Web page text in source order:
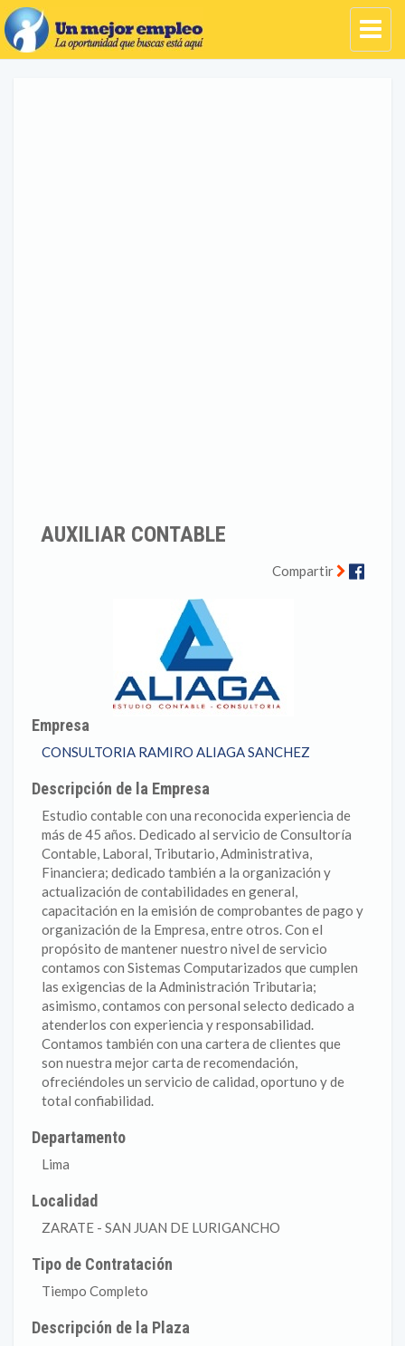
AUXILIAR CONTABLE
Compartir
Empresa
CONSULTORIA RAMIRO ALIAGA SANCHEZ
Descripción de la Empresa
Estudio contable con una reconocida experiencia de
más de 45 años. Dedicado al servicio de Consultoría
Contable, Laboral, Tributario, Administrativa,
Financiera; dedicado también a la organización y
actualización de contabilidades en general,
capacitación en la emisión de comprobantes de pago y
organización de la Empresa, entre otros. Con el
propósito de mantener nuestro nivel de servicio
contamos con Sistemas Computarizados que cumplen
las exigencias de la Administración Tributaria;
asimismo, contamos con personal selecto dedicado a
atenderlos con experiencia y responsabilidad.
Contamos también con una cartera de clientes que
son nuestra mejor carta de recomendación,
ofreciéndoles un servicio de calidad, oportuno y de
total confiabilidad.
Departamento
Lima
Localidad
ZARATE - SAN JUAN DE LURIGANCHO
Tipo de Contratación
Tiempo Completo
Descripción de la Plaza